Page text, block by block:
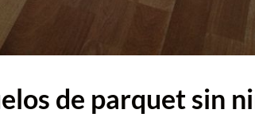
de parquet sin